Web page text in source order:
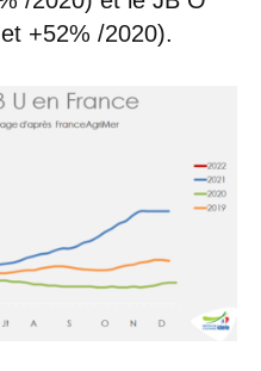
+52% /2020).